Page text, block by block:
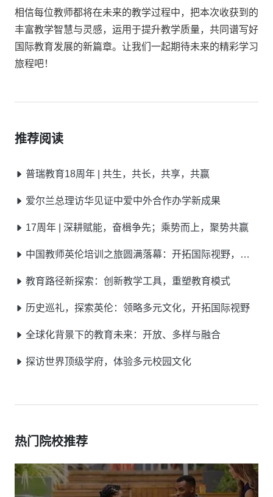
相信每位教师都将在未来的教学过程中，把本次收获到的
丰富教学智慧与灵感，运用于提升教学质量，共同谱写好
国际教育发展的新篇章。让我们一起期待未来的精彩学习
旅程吧！
推荐阅读
普瑞教育18周年 | 共生，共长，共享，共赢
爱尔兰总理访华见证中爱中外合作办学新成果
17周年 | 深耕赋能，奋楫争先；乘势而上，聚势共赢
中国教师英伦培训之旅圆满落幕：开拓国际视野，点亮教育之光
教育路径新探索：创新教学工具，重塑教育模式
历史巡礼，探索英伦：领略多元文化，开拓国际视野
全球化背景下的教育未来：开放、多样与融合
探访世界顶级学府，体验多元校园文化
热门院校推荐